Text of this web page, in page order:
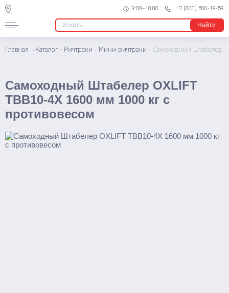
9:00–18:00 +7 (800) 500-19-59
Найти
Главная -Каталог - Ричтраки - Мини-ричтраки - Самоходный Штабелер
Самоходный Штабелер OXLIFT
TBB10-4X 1600 мм 1000 кг с
противовесом
Ричтраки
Электрические
Узкопроходные штабелеры
Несамоходные